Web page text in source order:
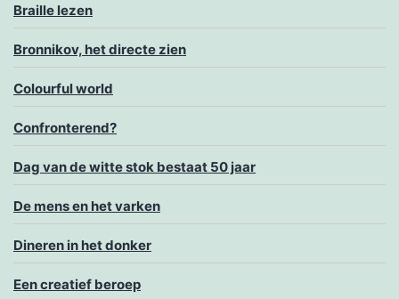
Braille lezen
Bronnikov, het directe zien
Colourful world
Confronterend?
Dag van de witte stok bestaat 50 jaar
De mens en het varken
Dineren in het donker
Een creatief beroep